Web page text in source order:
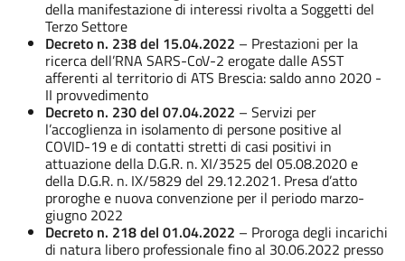
della manifestazione di interessi rivolta a Soggetti del
Terzo Settore
Decreto n. 238 del 15.04.2022 – Prestazioni per la
ricerca dell’RNA SARS-CoV-2 erogate dalle ASST
afferenti al territorio di ATS Brescia: saldo anno 2020 -
II provvedimento
Decreto n. 230 del 07.04.2022 – Servizi per
l’accoglienza in isolamento di persone positive al
COVID-19 e di contatti stretti di casi positivi in
attuazione della D.G.R. n. XI/3525 del 05.08.2020 e
della D.G.R. n. IX/5829 del 29.12.2021. Presa d’atto
proroghe e nuova convenzione per il periodo marzo-
giugno 2022
Decreto n. 218 del 01.04.2022 – Proroga degli incarichi
di natura libero professionale fino al 30.06.2022 presso